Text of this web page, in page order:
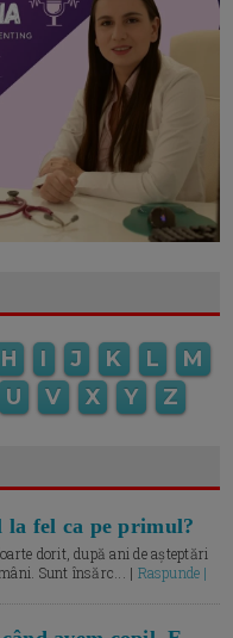
H I J K L
M
U V X Y Z
la fel ca pe primul?
dorit, după ani de așteptări
Sunt însărc... | Raspunde |